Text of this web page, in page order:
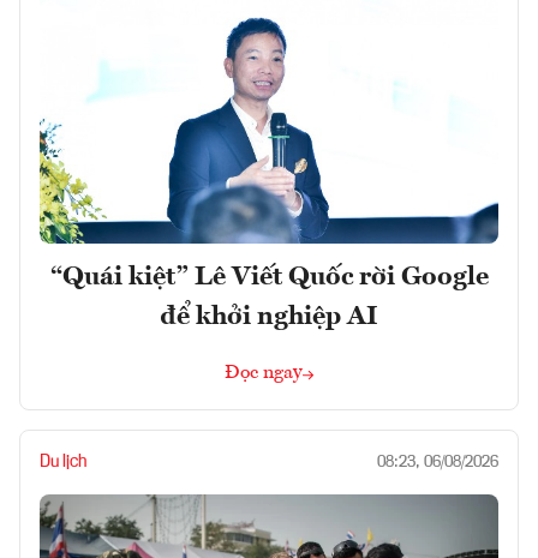
“Quái kiệt” Lê Viết Quốc rời Google
để khởi nghiệp AI
Đọc ngay
Du lịch 08:23, 06/08/2026